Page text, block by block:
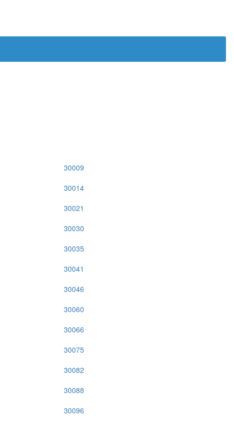
30009
30014
30021
30030
30035
30041
30046
30060
30066
30075
30082
30088
30096